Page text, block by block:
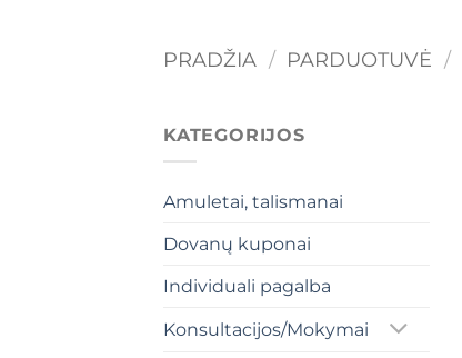
PRADŽIA / PARDUOTUVĖ /
KATEGORIJOS
Amuletai, talismanai
Dovanų kuponai
Individuali pagalba
Konsultacijos/Mokymai